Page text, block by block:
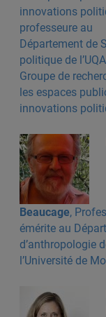
innovations
professeure au
Département de
politique de
Groupe de
les espaces
innovations
Beaucage,
émérite au
d’anthropologie
l’Université de